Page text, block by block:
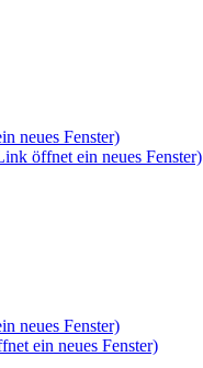
neues Fenster)
öffnet ein neues Fenster)
neues Fenster)
ein neues Fenster)